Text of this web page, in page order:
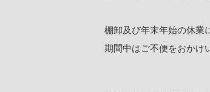
棚卸及び年末年始の休業
期間中はご不便をおかけ